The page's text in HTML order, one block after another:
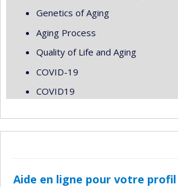
Genetics of Aging
Aging Process
Quality of Life and Aging
COVID-19
COVID19
Aide en ligne pour votre profil